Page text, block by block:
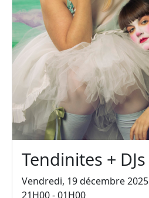
Tendinites + DJs
Vendredi, 19 décembre 2025
21H00 - 01H00